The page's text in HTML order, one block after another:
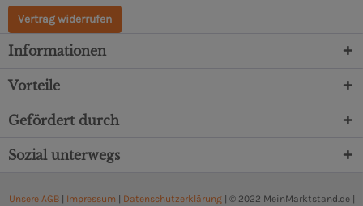
Vertrag widerrufen
Informationen
Vorteile
Gefördert durch
Sozial unterwegs
Unsere AGB| Impressum Datenschutzerklärung| © 2022 MeinMarktstand.de |